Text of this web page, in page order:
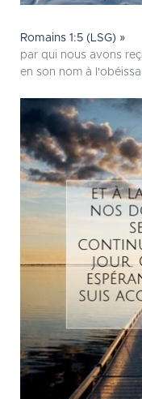
Romains 1:5 (LSG) »
par qui nous avons
en son nom à